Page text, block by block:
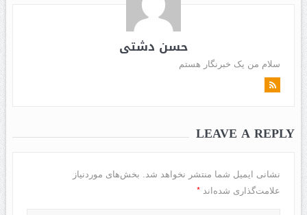
حسن دشتی
سلام من یک خبرنگار هستم
LEAVE A REPLY
نشانی ایمیل شما منتشر نخواهد شد. بخش‌های موردنیاز
علامت‌گذاری شده‌اند *